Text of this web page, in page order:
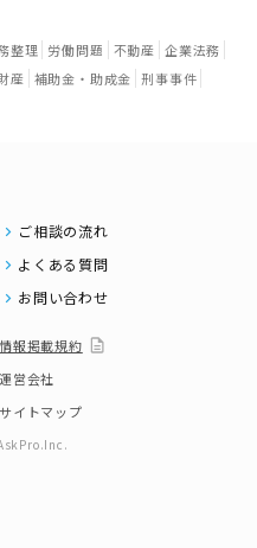
整理 労働問題 不動産 企業法務
産 補助金・助成金 刑事事件
ご相談の流れ
よくある質問
お問い合わせ
情報掲載規約
運営会社
サイトマップ